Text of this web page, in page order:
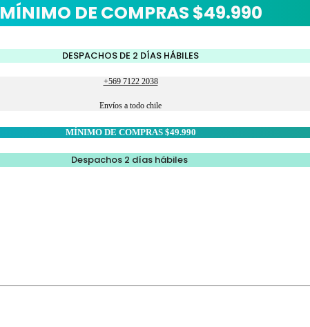
MÍNIMO DE COMPRAS $49.990
DESPACHOS DE 2 DÍAS HÁBILES
+569 7122 2038
Envíos a todo chile
MÍNIMO DE COMPRAS $49.990
Despachos 2 días hábiles